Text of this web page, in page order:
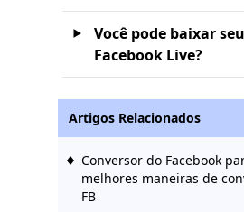
Você pode baixar
Facebook Live?
Artigos Relacionados
Conversor do Facebook
melhores maneiras de
FB